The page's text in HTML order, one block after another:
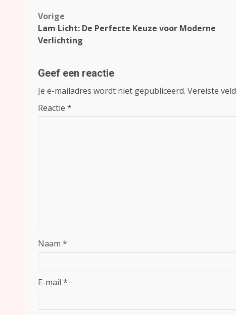
Bericht
navigatie
Vorige
Lam Licht: De Perfecte Keuze voor Moderne
Verlichting
Geef een reactie
Je e-mailadres wordt niet gepubliceerd. Vereiste
Reactie *
Naam *
E-mail *